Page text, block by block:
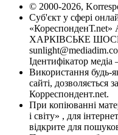
© 2000-2026,
Суб'єкт у сфері
«КореспонденТ.net»
ХАРКІВСЬКЕ ШОСЕ,
Ідентифікатор
Використання будь-
сайті, дозволяється
Корреспондент.net.
При копіюванні
і світу» , для
відкрите для